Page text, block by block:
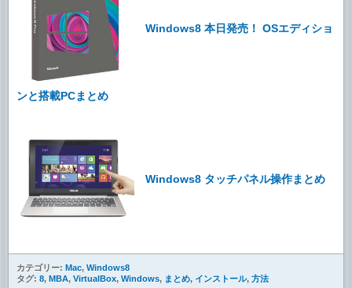
Windows8 本日発売！ OSエディショ
ンと搭載PCまとめ
Windows8 タッチパネル操作まとめ
カテゴリー: Mac, Windows8
タグ: 8, MBA, VirtualBox, Windows, まとめ, インストール, 方法